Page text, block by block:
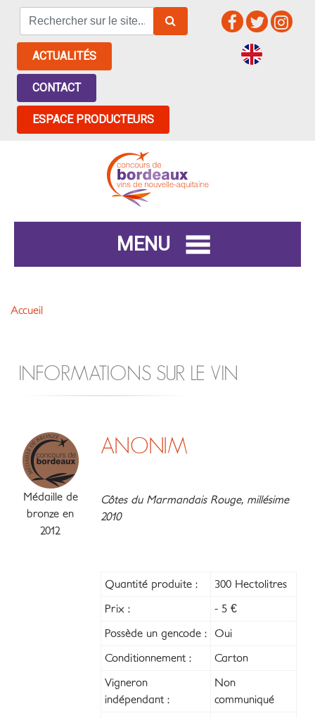
ACTUALITÉS
CONTACT
ESPACE PRODUCTEURS
MENU
Accueil
INFORMATIONS SUR LE VIN
Médaille de
bronze en
2012
ANONIM
Côtes du Marmandais Rouge, millésime
2010
Quantité produite : 300 Hectolitres
Prix : - 5 €
Possède un gencode : Oui
Conditionnement : Carton
Vigneron
indépendant :
Non
communiqué